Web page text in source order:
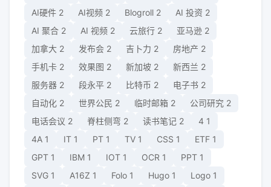
AI硬件 2 AI视频 2 Blogroll 2 AI 投资 2
AI 聚合 2 AI 视频 2 云旅行 2 亚马逊 2
加拿大 2 发布会 2 吉卜力 2 房地产 2
手机卡 2 效果图 2 新加坡 2 新西兰 2
服务器 2 段永平 2 比特币 2 电子书 2
自动化 2 世界公民 2 临时邮箱 2 公司研究 2
电话会议 2 脊柱侧弯 2 读书笔记 2 4 1
4A 1 IT 1 PT 1 TV 1 CSS 1 ETF 1
GPT 1 IBM 1 IOT 1 OCR 1 PPT 1
SVG 1 A16Z 1 Folo 1 Hugo 1 Logo 1